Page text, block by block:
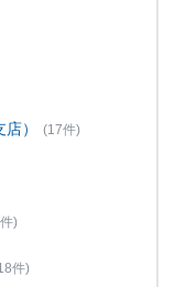
） (17件)
)
件)